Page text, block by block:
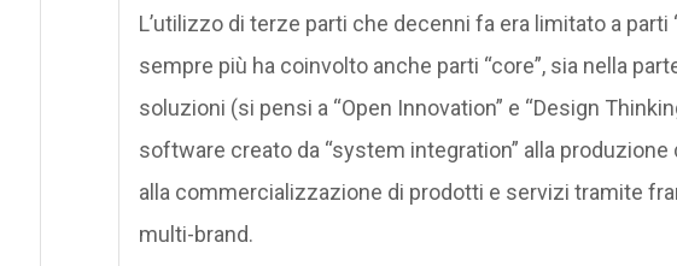
L’utilizzo di terze parti che decenni fa era limitato a
sempre più ha coinvolto anche parti “core”, sia nella
soluzioni (si pensi a “Open Innovation” e “Design
software creato da “system integration” alla
alla commercializzazione di prodotti e servizi tramite
multi-brand.